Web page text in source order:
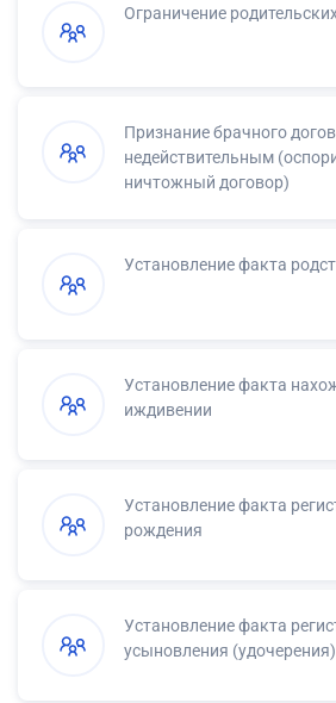
Ограничение
Признание брачного
недействительным
ничтожный договор)
Установление факта
Установление факта
иждивении
Установление факта
рождения
Установление факта
усыновления (удочерения)